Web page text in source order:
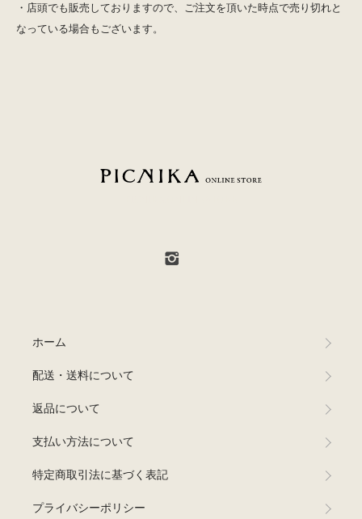
・店頭でも販売しておりますので、ご注文を頂いた時点で売り切れと
なっている場合もございます。
ホーム
配送・送料について
返品について
支払い方法について
特定商取引法に基づく表記
プライバシーポリシー